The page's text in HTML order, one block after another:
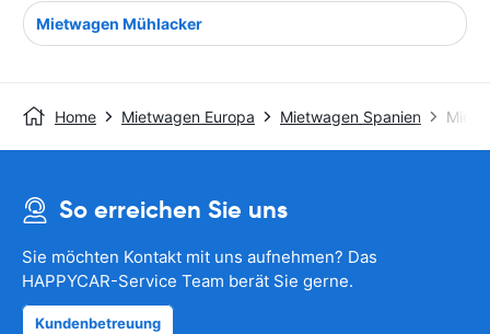
Mietwagen Mühlacker
Home Mietwagen Europa Mietwagen Spanien
So erreichen Sie uns
Sie möchten Kontakt mit uns aufnehmen? Das
HAPPYCAR-Service Team berät Sie gerne.
Kundenbetreuung